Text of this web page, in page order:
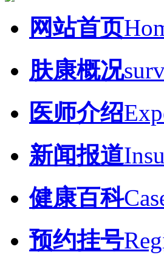
网站首页
肤康概况
医师介绍
新闻报道
健康百科
预约挂号